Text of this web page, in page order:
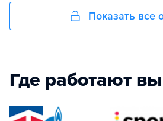
Показать все
Где работают